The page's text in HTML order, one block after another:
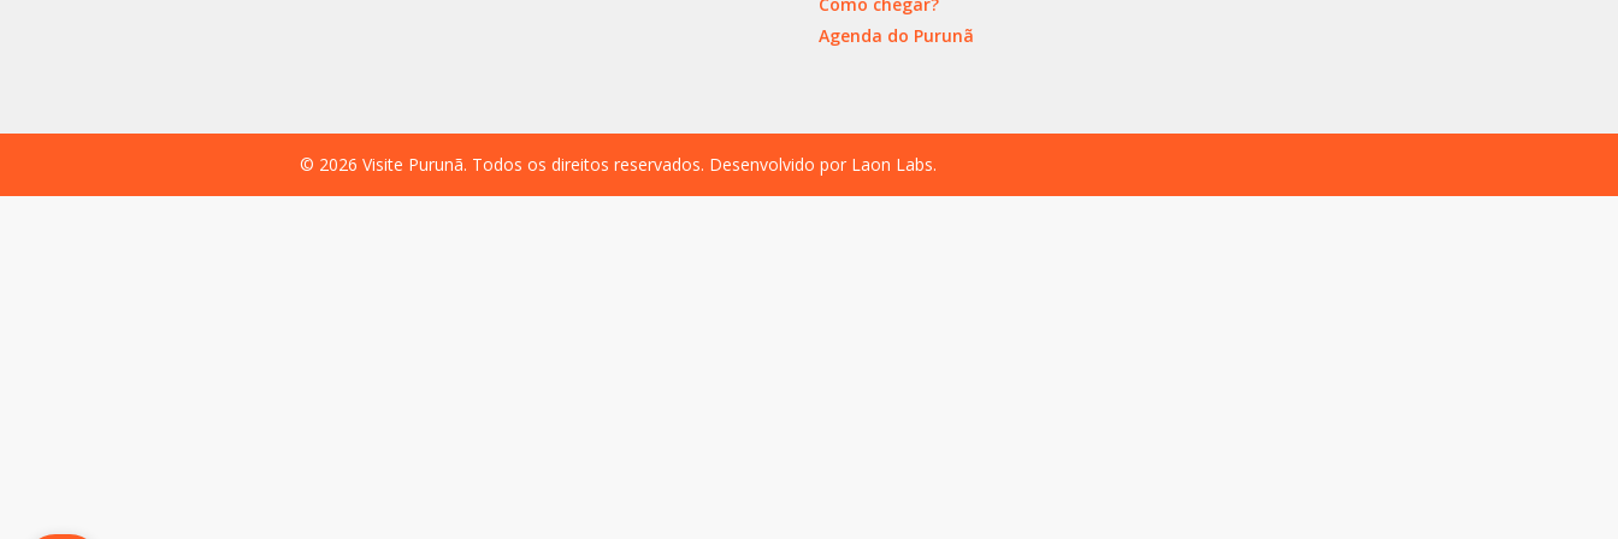
Como chegar?
Agenda do Purunã
© 2026 Visite Purunã. Todos os direitos reservados. Desenvolvido por Laon Labs.